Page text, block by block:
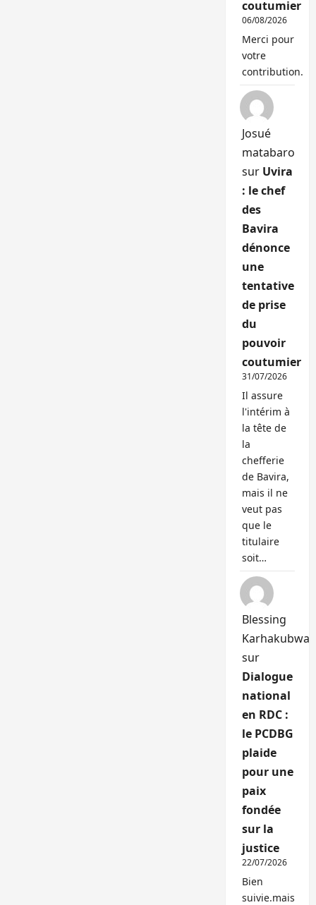
coutumier
06/08/2026
Merci pour
votre
contribution.
Josué
matabaro
sur Uvira
: le chef
des
Bavira
dénonce
une
tentative
de prise
du
pouvoir
coutumier
31/07/2026
Il assure
l'intérim à
la tête de
la
chefferie
de Bavira,
mais il ne
veut pas
que le
titulaire
soit…
Blessing
Karhakubwa
sur
Dialogue
national
en RDC :
le PCDBG
plaide
pour une
paix
fondée
sur la
justice
22/07/2026
Bien
suivie.mais